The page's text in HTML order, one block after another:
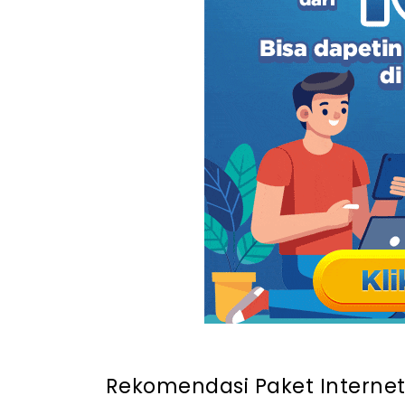
- Apakah semua paket internet
- Apakah kecepatan internet akan
Rekomendasi Paket